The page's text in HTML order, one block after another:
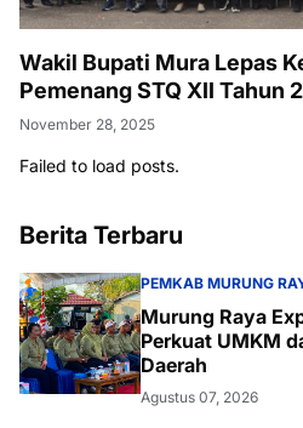
Wakil Bupati Mura Lepas
Pemenang STQ XII Tahun
November 28, 2025
Failed to load posts.
Berita Terbaru
PEMKAB MURUNG
Murung Raya
Perkuat UMKM
Daerah
Agustus 07, 2026